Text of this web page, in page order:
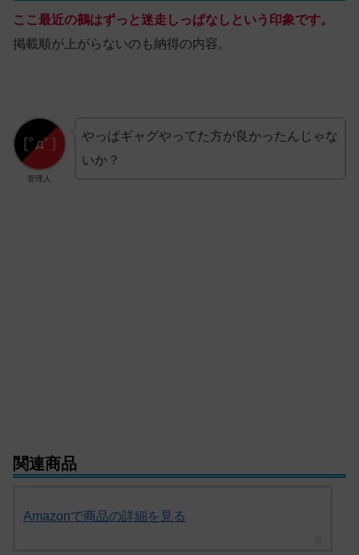
ここ最近の鵺はずっと迷走しっぱなしという印象です。
掲載順が上がらないのも納得の内容。
管理人
やっぱギャグやってた方が良かったんじゃな
いか？
関連商品
Amazonで商品の詳細を見る